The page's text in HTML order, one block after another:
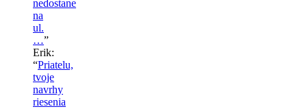
nedostane
na
ul.
…”
Erik:
“Priatelu,
tvoje
navrhy
riesenia